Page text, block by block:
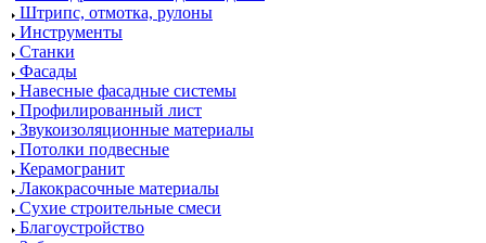
Штрипс, отмотка, рулоны
Инструменты
Станки
Фасады
Навесные фасадные системы
Профилированный лист
Звукоизоляционные материалы
Потолки подвесные
Керамогранит
Лакокрасочные материалы
Сухие строительные смеси
Благоустройство